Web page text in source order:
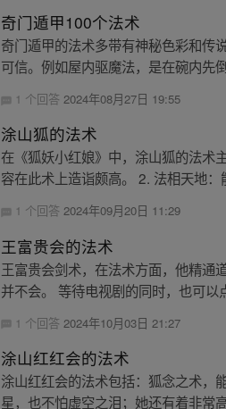
奇门遁甲100个法术
奇门遁甲的法术多带有神秘色彩和传
可信。例如屋内驱魔法，是在碗内先
1 个回答2024年08月27日 19:55
涂山狐的法术
在《狐妖小红娘》中，涂山狐的法术
容在此术上造诣颇高。 2. 法相天地
1 个回答2024年09月20日 11:29
王富贵会的法术
王富贵会剑术，在法术方面，他精通
并不会。 等待电视剧的同时，也可
1 个回答 2024年10月03日 21:27
涂山红红会的法术
涂山红红会的法术包括：狐念之术，
星，也不怕虚空之泪；她还有着非常